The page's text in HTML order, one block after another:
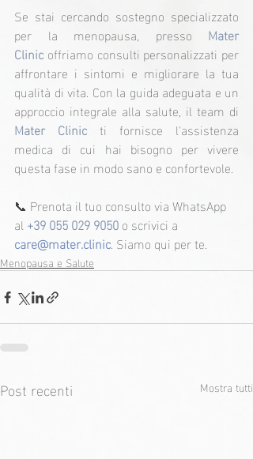
Se stai cercando sostegno specializzato
per la menopausa, presso Mater
Clinic offriamo consulti personalizzati per
affrontare i sintomi e migliorare la tua
qualità di vita. Con la guida adeguata e un
Mater Clinic ti fornisce l'assistenza
medica di cui hai bisogno per vivere
questa fase in modo sano e confortevole.
📞 Prenota il tuo consulto via WhatsApp
al +39 055 029 9050 o scrivici a
care@mater.clinic. Siamo qui per te.
Menopausa e Salute
Post recenti Mostra tutti